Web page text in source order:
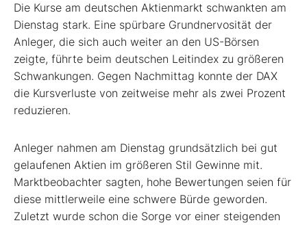
Kontakt
Die Kurse am deutschen Aktienmarkt schwankten am
Dienstag stark. Eine spürbare Grundnervosität der
Anleger, die sich auch weiter an den US-Börsen
zeigte, führte beim deutschen Leitindex zu größeren
Schwankungen. Gegen Nachmittag konnte der DAX
die Kursverluste von zeitweise mehr als zwei Prozent
reduzieren.
Anleger nahmen am Dienstag grundsätzlich bei gut
gelaufenen Aktien im größeren Stil Gewinne mit.
Marktbeobachter sagten, hohe Bewertungen seien für
diese mittlerweile eine schwere Bürde geworden.
Zuletzt wurde schon die Sorge vor einer steigenden